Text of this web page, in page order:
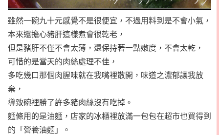
雖然一碗九十元感覺不是很便宜，不過用料到是不會小氣，
本來還擔心豬肝這樣煮會很乾老，
但是豬肝不僅不會太薄，還保持著一點嫩度，不會太乾，
可惜的是當天的肉絲處理不佳，
多吃幾口那個肉腥味就在我嘴裡散開，味道之濃郁讓我放
棄，
導致碗裡勝了許多豬肉絲沒有吃掉。
麵條用的是油麵，店家的冰櫃裡放滿一包包在超市也買得到
的「營養油麵」。